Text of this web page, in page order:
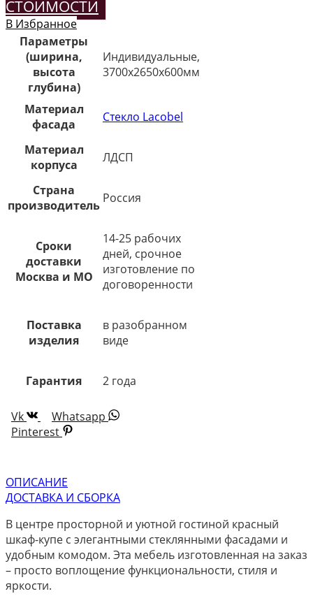
СТОИМОСТИ
В Избранное
Параметры
(ширина,
высота
глубина)
Индивидуальные,
3700х2650х600мм
Материал
фасада
Стекло Lacobel
Материал
корпуса
ЛДСП
Страна
производитель Россия
Сроки
доставки
Москва и МО
14-25 рабочих
дней, срочное
изготовление по
договоренности
Поставка
изделия
в разобранном
виде
Гарантия 2 года
Vk
Whatsapp
Pinterest
ОПИСАНИЕ
ДОСТАВКА И СБОРКА
В центре просторной и уютной гостиной красный
шкаф-купе с элегантными стеклянными фасадами и
удобным комодом. Эта мебель изготовленная на заказ
– просто воплощение функциональности, стиля и
яркости.